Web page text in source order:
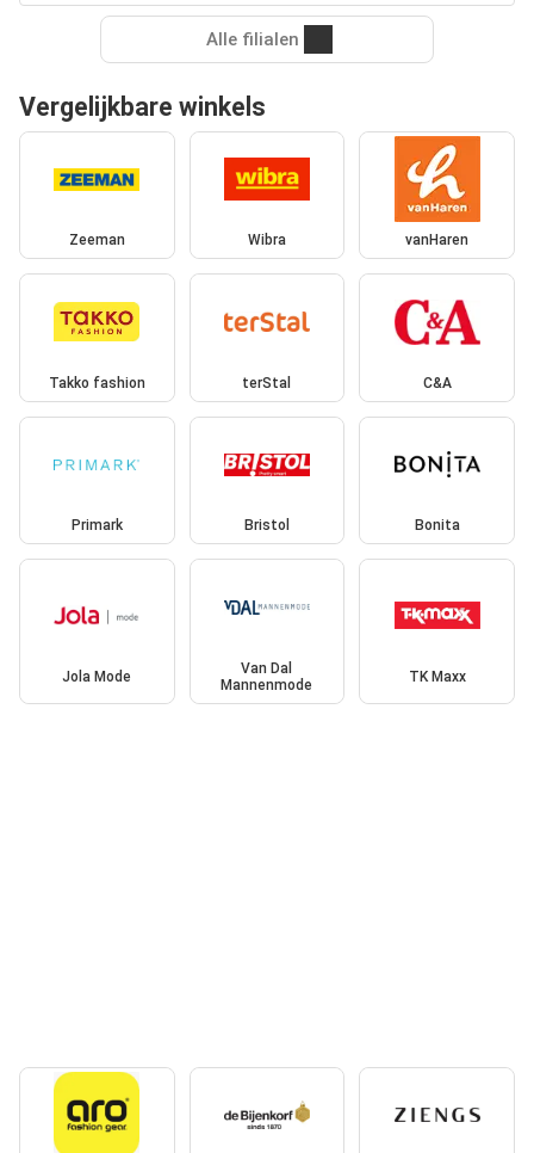
Alle filialen
Vergelijkbare winkels
Zeeman Wibra vanHaren
Takko fashion terStal C&A
Primark Bristol Bonita
Jola Mode
Van Dal
Mannenmode
TK Maxx